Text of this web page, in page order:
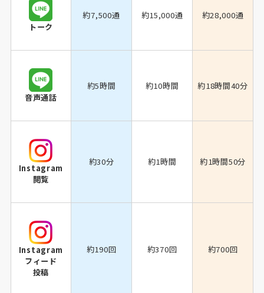
トーク
約7,500通 約15,000通 約28,000通
音声通話
約5時間 約10時間 約18時間40分
Instagram
閲覧
約30分 約1時間 約1時間50分
Instagram
フィード
投稿
約190回 約370回 約700回